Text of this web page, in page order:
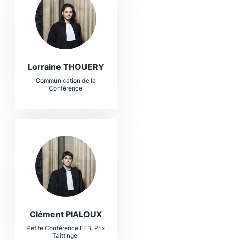
Lorraine THOUERY
Communication de la
Conférence
Clément PIALOUX
Petite Conférence EFB, Prix
Taittinger